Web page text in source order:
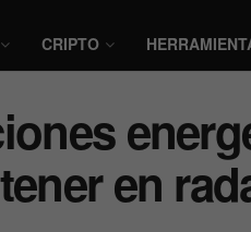
CRIPTO
en